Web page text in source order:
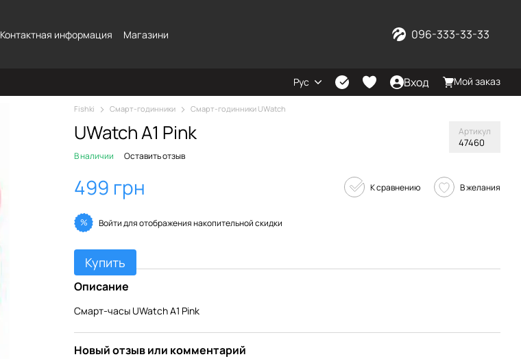
Контактная информация Магазини 096-333-33-33
Рус Вход Мой заказ
Fishki Смарт-годинники Смарт-годинники UWatch
UWatch A1 Pink Артикул
47460
В наличии Оставить отзыв
499 грн К сравнению В желания
% Войтидля отображения накопительной скидки
Купить
Описание
Смарт-часы UWatch A1 Pink
Новый отзыв или комментарий